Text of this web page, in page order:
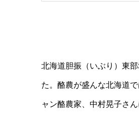
北海道胆振（いぶり）東
た。酪農が盛んな北海道
ャン酪農家、中村晃子さん